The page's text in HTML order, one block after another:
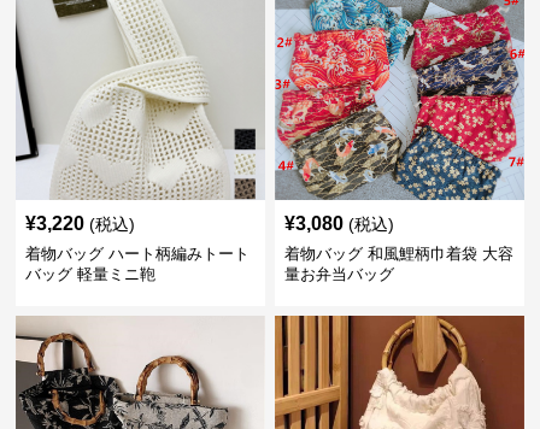
¥3,220 (税込)
着物バッグ ハート柄編みトート
バッグ 軽量ミニ鞄
¥3,080 (税込)
着物バッグ 和風鯉柄巾着袋 大容
量お弁当バッグ